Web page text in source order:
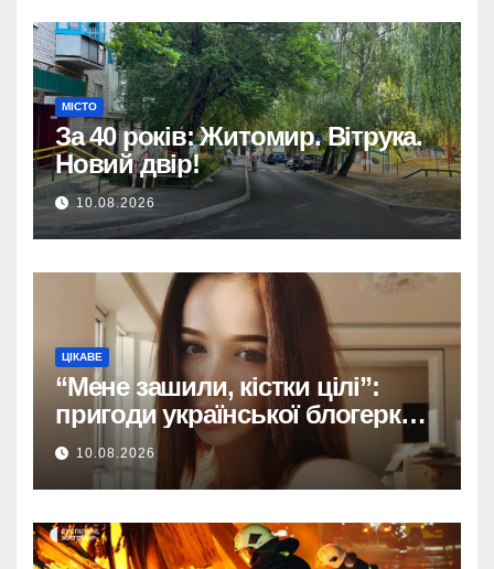
МІСТО
За 40 років: Житомир. Вітрука.
Новий двір!
10.08.2026
ЦІКАВЕ
“Мене зашили, кістки цілі”:
пригоди української блогерки
після аварії
10.08.2026